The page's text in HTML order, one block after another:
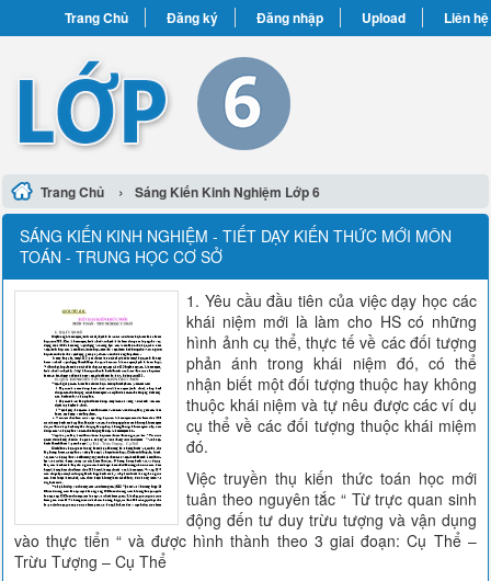
Trang Chủ Đăng ký Đăng nhập Upload Liên hệ
Trang Chủ › Sáng Kiến Kinh Nghiệm Lớp 6
SÁNG KIẾN KINH NGHIỆM - TIẾT DẠY KIẾN THỨC MỚI MÔN
TOÁN - TRUNG HỌC CƠ SỞ
1. Yêu cầu đầu tiên của việc dạy học các
khái niệm mới là làm cho HS có những
hình ảnh cụ thể, thực tế về các đối tượng
phản ánh trong khái niệm đó, có thể
nhận biết một đối tượng thuộc hay không
thuộc khái niệm và tự nêu được các ví dụ
cụ thể về các đối tượng thuộc khái miệm
đó.
Việc truyền thụ kiến thức toán học mới
tuân theo nguyên tắc “ Từ trực quan sinh
động đến tư duy trừu tượng và vận dụng
vào thực tiển “ và được hình thành theo 3 giai đoạn: Cụ Thể –
Trừu Tượng – Cụ Thể